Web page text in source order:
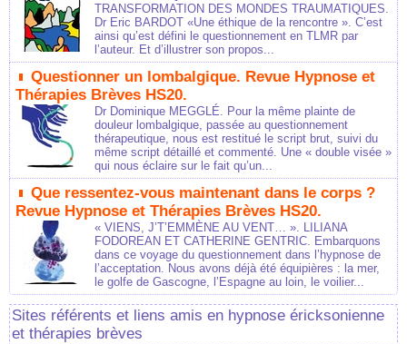
TRANSFORMATION DES MONDES TRAUMATIQUES.
Dr Eric BARDOT «Une éthique de la rencontre ». C’est
ainsi qu’est défini le questionnement en TLMR par
l’auteur. Et d’illustrer son propos...
Questionner un lombalgique. Revue Hypnose et
Thérapies Brèves HS20.
Dr Dominique MEGGLÉ. Pour la même plainte de
douleur lombalgique, passée au questionnement
thérapeutique, nous est restitué le script brut, suivi du
même script détaillé et commenté. Une « double visée »
qui nous éclaire sur le fait qu’un...
Que ressentez-vous maintenant dans le corps ?
Revue Hypnose et Thérapies Brèves HS20.
« VIENS, J’T’EMMÈNE AU VENT… ». LILIANA
FODOREAN ET CATHERINE GENTRIC. Embarquons
dans ce voyage du questionnement dans l’hypnose de
l’acceptation. Nous avons déjà été équipières : la mer,
le golfe de Gascogne, l’Espagne au loin, le voilier...
Sites référents et liens amis en hypnose éricksonienne
et thérapies brèves